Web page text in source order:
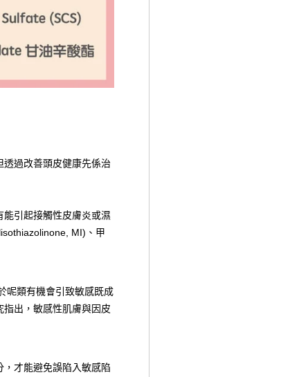
過改善頭皮健康先係治
引起接觸性皮膚炎或濕
MI)、甲
呢類有機會引致敏感既成
出，敏感性肌膚與因皮
才能避免誤陷入敏感陷